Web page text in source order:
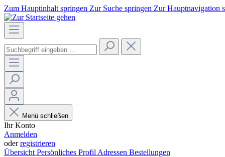
Zum Hauptinhalt springen Zur Suche springen Zur Hauptnavigation
Menü schließen
Ihr Konto
Anmelden
oderregistrieren
Übersicht Persönliches Profil Adressen Bestellungen